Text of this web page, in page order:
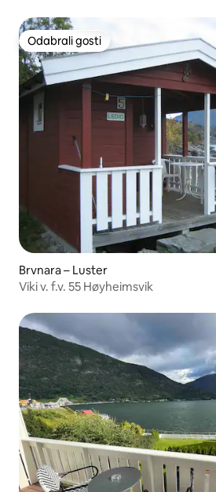
Odabrali gosti
Odabrali gosti
Brvnara – Luster
Viki v. f.v. 55 Høyheimsvik